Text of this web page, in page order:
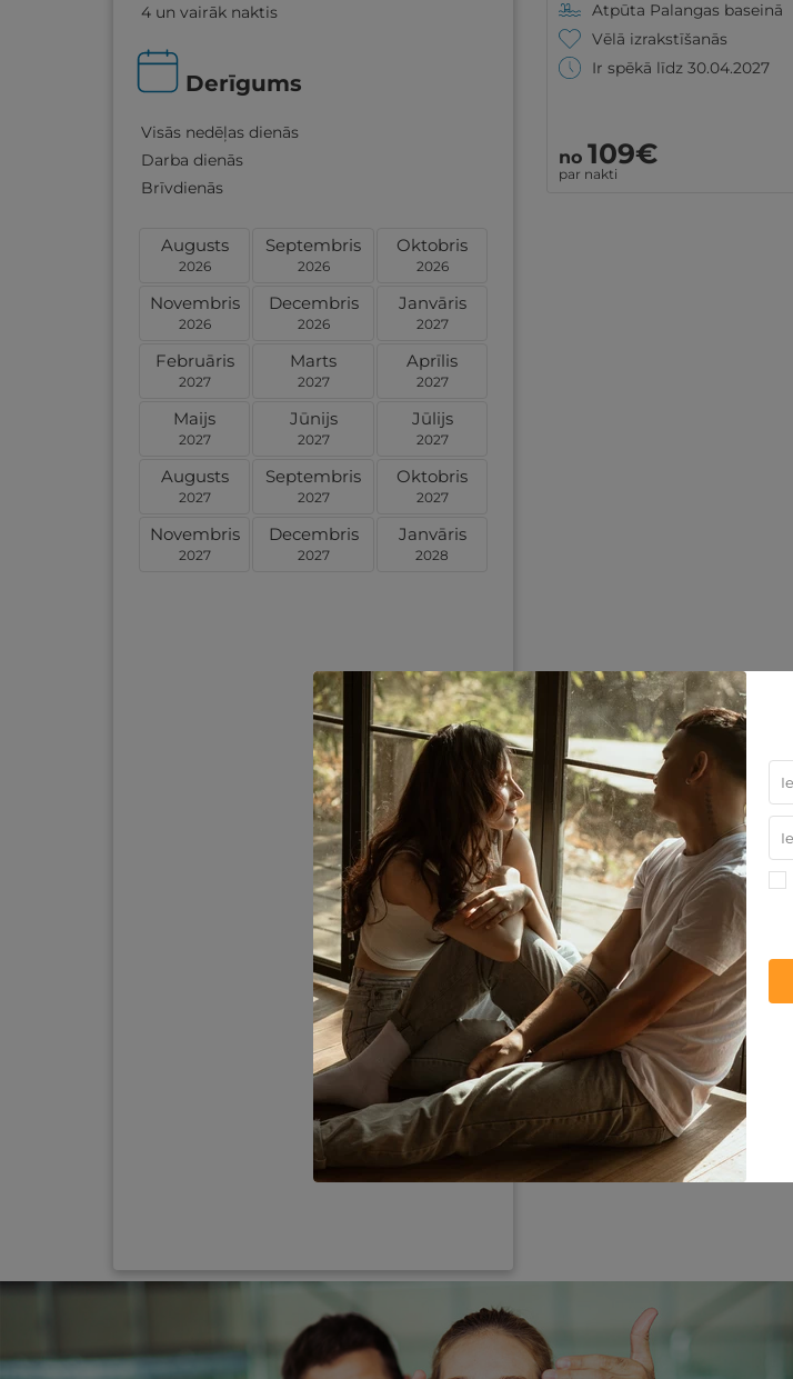
4 un vairāk naktis
Derīgums
Visās nedēļas dienās
Darba dienās
Brīvdienās
Augusts
2026
Septembris
2026
Oktobris
2026
Novembris
2026
Decembris
2026
Janvāris
2027
Februāris
2027
Marts
2027
Aprīlis
2027
Maijs
2027
Jūnijs
2027
Jūlijs
2027
Augusts
2027
Septembris
2027
Oktobris
2027
Novembris
2027
Decembris
2027
Janvāris
2028
Atpūta Palangas baseinā
Vēlā izrakstīšanās
Ir spēkā līdz 30.04.2027
no 109€
par nakti